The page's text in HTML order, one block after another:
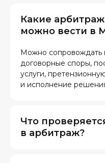
Какие
можно вести в
Можно сопровождать
договорные споры,
услуги,
и исполнение
Что
в арбитраж?